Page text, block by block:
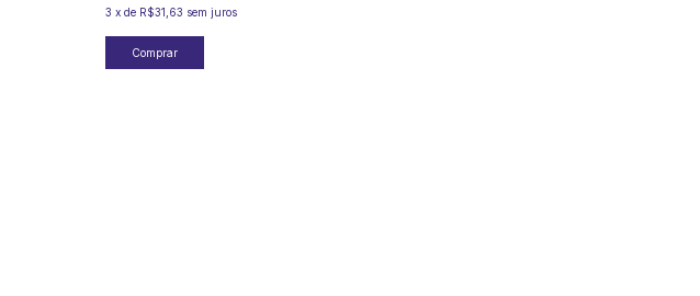
3 x de R$31,63 sem juros